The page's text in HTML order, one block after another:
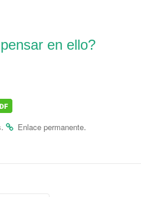
en ello?
. Enlace permanente.